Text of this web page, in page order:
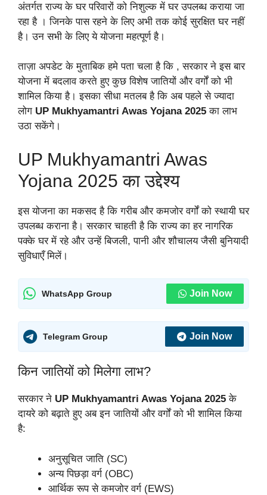
अंतर्गत राज्य के घर परिवारों को निशुल्क में घर उपलब्ध कराया जा
रहा है । जिनके पास रहने के लिए अभी तक कोई सुरक्षित घर नहीं
है। उन सभी के लिए ये योजना महत्पूर्ण है।
ताज़ा अपडेट के मुताबिक हमे पता चला है कि , सरकार ने इस बार
योजना में बदलाव करते हुए कुछ विशेष जातियों और वर्गों को भी
शामिल किया है। इसका सीधा मतलब है कि अब पहले से ज्यादा
लोग UP Mukhyamantri Awas Yojana 2025 का लाभ
उठा सकेंगे।
UP Mukhyamantri Awas
Yojana 2025 का उद्देश्य
इस योजना का मकसद है कि गरीब और कमजोर वर्गों को स्थायी घर
उपलब्ध कराना है। सरकार चाहती है कि राज्य का हर नागरिक
पक्के घर में रहे और उन्हें बिजली, पानी और शौचालय जैसी बुनियादी
सुविधाएँ मिलें।
WhatsApp Group Join Now
Telegram Group Join Now
किन जातियों को मिलेगा लाभ?
सरकार ने UP Mukhyamantri Awas Yojana 2025 के
दायरे को बढ़ाते हुए अब इन जातियों और वर्गों को भी शामिल किया
है:
अनुसूचित जाति (SC)
अन्य पिछड़ा वर्ग (OBC)
आर्थिक रूप से कमजोर वर्ग (EWS)